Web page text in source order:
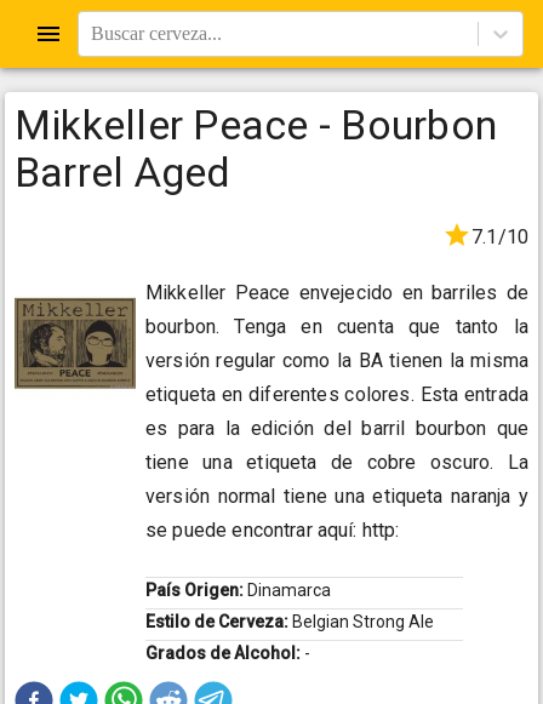
Buscar cerveza...
Mikkeller Peace - Bourbon
Barrel Aged
7.1/10
Mikkeller Peace envejecido en barriles de
bourbon. Tenga en cuenta que tanto la
versión regular como la BA tienen la misma
etiqueta en diferentes colores. Esta entrada
es para la edición del barril bourbon que
tiene una etiqueta de cobre oscuro. La
versión normal tiene una etiqueta naranja y
se puede encontrar aquí: http:
País Origen: Dinamarca
Estilo de Cerveza: Belgian Strong Ale
Grados de Alcohol: -